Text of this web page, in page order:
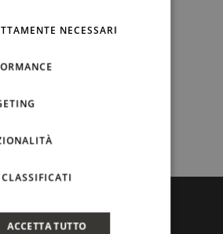
NECESSARI
ACCETTA TUTTO